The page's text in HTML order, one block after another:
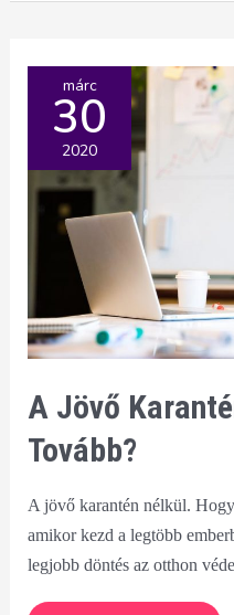
járványhelyzetből?
márc
30
2020
A Jövő
Tovább?
A jövő karantén nélkül.
amikor kezd a legtöbb
legjobb döntés az otthon